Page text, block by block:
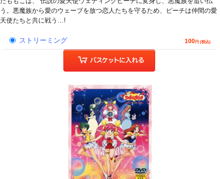
う。悪魔族から愛のウェーブを放つ恋人たちを守るため、ピーチは仲間の愛
天使たちと共に戦う…!
ストリーミング 100円 (税込)